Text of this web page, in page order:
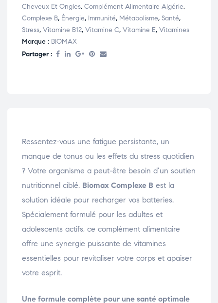
Cheveux Et Ongles, Complément Alimentaire Algérie,
Complexe B, Énergie, Immunité, Métabolisme, Santé,
Stress, Vitamine B12, Vitamine C, Vitamine E, Vitamines
Marque : BIOMAX
Partager :
Ressentez-vous une fatigue persistante, un
manque de tonus ou les effets du stress quotidien
? Votre organisme a peut-être besoin d’un soutien
nutritionnel ciblé. Biomax Complexe B est la
solution idéale pour recharger vos batteries.
Spécialement formulé pour les adultes et
adolescents actifs, ce complément alimentaire
offre une synergie puissante de vitamines
essentielles pour revitaliser votre corps et apaiser
votre esprit.
Une formule complète pour une santé optimale